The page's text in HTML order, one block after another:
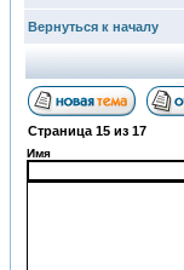
Вернуться к началу
Страница 15 из 17
Имя